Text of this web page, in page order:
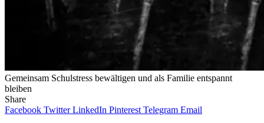
Gemeinsam Schulstress bewältigen und als Familie entspannt
bleiben
Share
Facebook Twitter LinkedIn Pinterest Telegram Email